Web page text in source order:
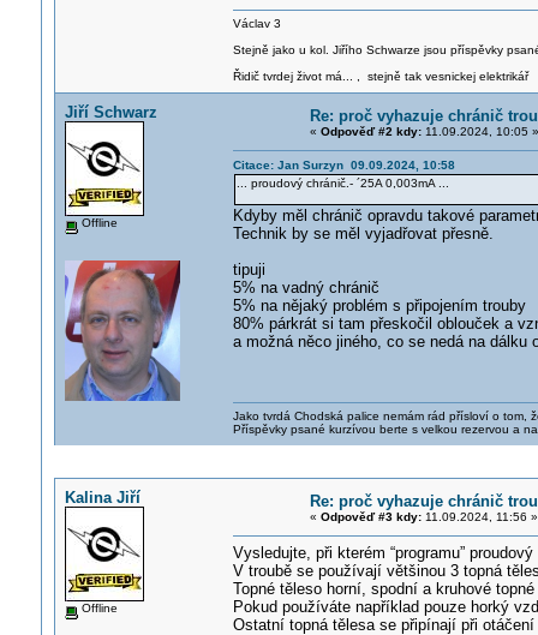
Václav 3
Stejně jako u kol. Jiřího Schwarze jsou příspěvky
Řidič tvrdej život má... , stejně tak vesnickej elektrikář
Jiří Schwarz
Offline
Re: proč vyhazuje chránič
« Odpověď #2 kdy:11.09.2024, 10:05 »
Citace: Jan Surzyn 09.09.2024, 10:58
... proudový chránič.- ´25A 0,003mA ...
Kdyby měl chránič opravdu takové
Technik by se měl vyjadřovat přesně.
tipuji
5% na vadný chránič
5% na nějaký problém s připojením trouby
80% párkrát si tam přeskočil oblouček a
a možná něco jiného, co se nedá na dálku
Jako tvrdá Chodská palice nemám rád přísloví o tom,
Příspěvky psané kurzívou berte s velkou rezervou a
Kalina Jiří
Offline
Re: proč vyhazuje chránič
« Odpověď #3 kdy:11.09.2024, 11:56 »
Vysledujte, při kterém “programu”
V troubě se používají většinou 3 topná
Topné těleso horní, spodní a kruhové
Pokud používáte například pouze horký
Ostatní topná tělesa se připínají při